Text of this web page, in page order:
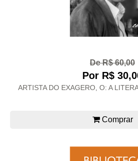
De R$ 60,00
Por R$
ARTISTA DO EXAGERO, O: A
Comprar